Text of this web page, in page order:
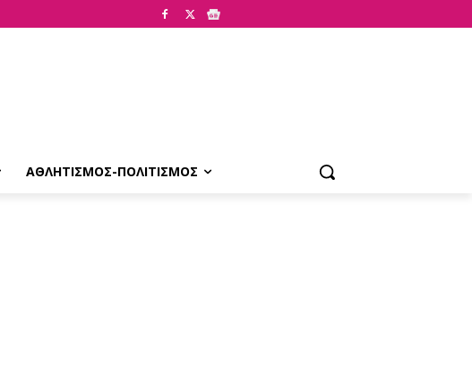
ΑΘΛΗΤΙΣΜΟΣ-ΠΟΛΙΤΙΣΜΟΣ